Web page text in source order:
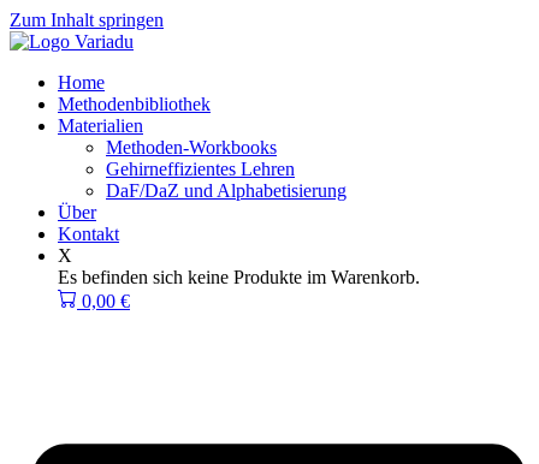
Zum Inhalt springen
Home
Methodenbibliothek
Materialien
Methoden-Workbooks
Gehirneffizientes Lehren
DaF/DaZ und Alphabetisierung
Über
Kontakt
X
Es befinden sich keine Produkte im Warenkorb.
0,00 €